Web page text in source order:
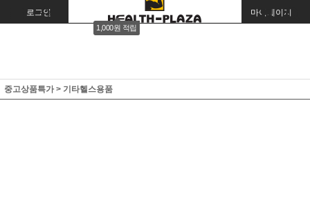
로그인 회원가입
1,000원 적립
주문조회 마이페이지
중고상품특가> 기타헬스용품